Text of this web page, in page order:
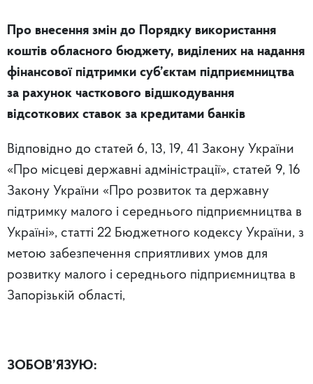
Про внесення змін до Порядку використання
коштів обласного бюджету, виділених на надання
фінансової підтримки суб’єктам підприємництва
за рахунок часткового відшкодування
відсоткових ставок за кредитами банків
Відповідно до статей 6, 13, 19, 41 Закону України
«Про місцеві державні адміністрації», статей 9, 16
Закону України «Про розвиток та державну
підтримку малого і середнього підприємництва в
Україні», статті 22 Бюджетного кодексу України, з
метою забезпечення сприятливих умов для
розвитку малого і середнього підприємництва в
Запорізькій області,
ЗОБОВ’ЯЗУЮ: